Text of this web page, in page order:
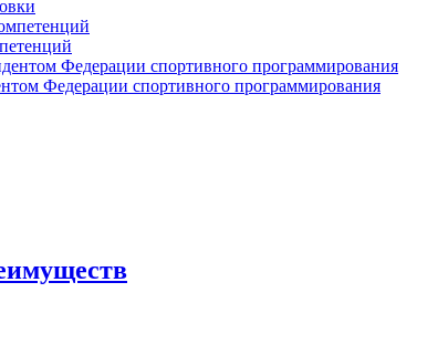
Федерации спортивного программирования